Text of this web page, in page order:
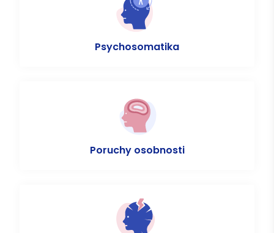
Psychosomatika
Poruchy osobnosti